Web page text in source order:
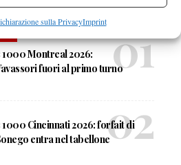
sulla PrivacyImprint
TENDENZA
Montreal 2026:
fuori al primo turno
Cincinnati 2026: forfait di
entra nel tabellone